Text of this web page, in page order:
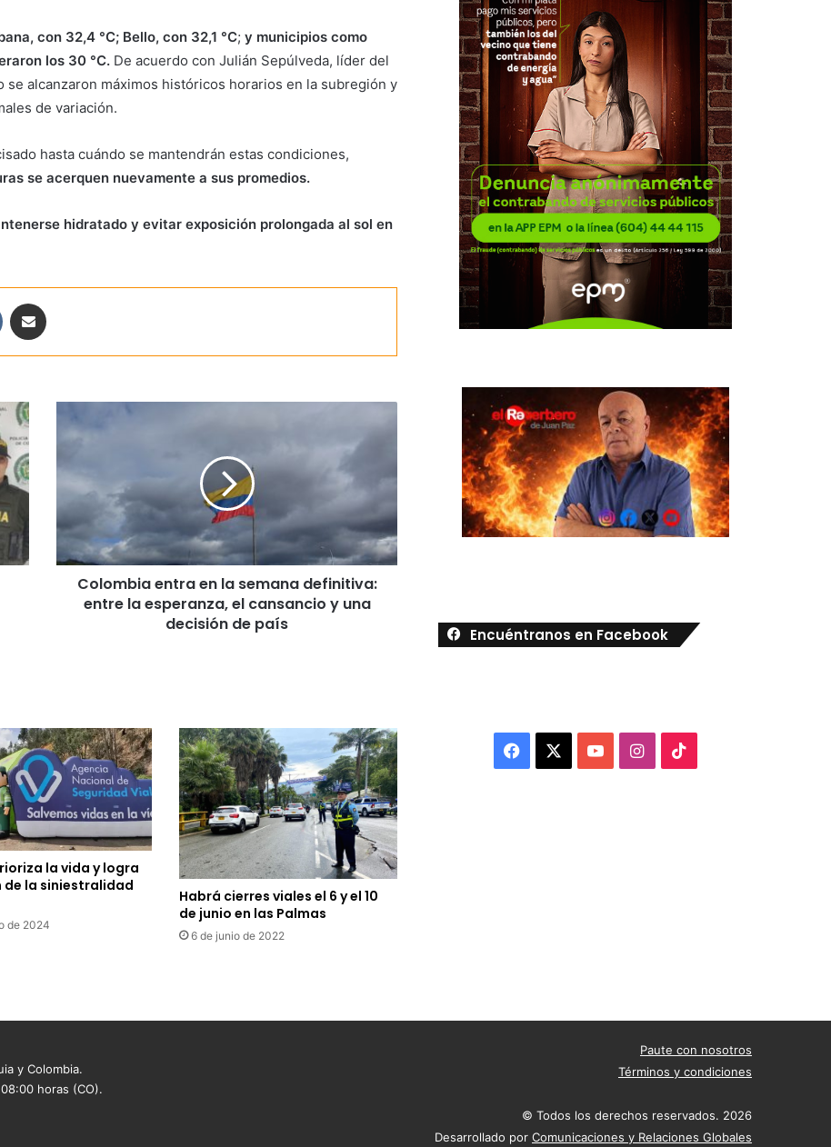
con 32,4 °C; Bello, con 32,1 °C; y municipios como
los 30 °C. De acuerdo con Julián Sepúlveda, líder del
se alcanzaron máximos históricos horarios en la subregión y
de variación.
hasta cuándo se mantendrán estas condiciones,
se acerquen nuevamente a sus promedios.
hidratado y evitar exposición prolongada al sol en
VKontakte
Colombia entra en la semana definitiva:
entre la esperanza, el cansancio y una
decisión de país
la vida y logra
de la siniestralidad
de 2024
Habrá cierres viales el 6 y el 10
de junio en las Palmas
6 de junio de 2022
Encuéntranos en Facebook
Facebook YouTubeInstagram
TikTok
y Colombia.
horas (CO).
Paute con nosotros
Términos y condiciones
© Todos los derechos reservados. 2026
Desarrollado por Comunicaciones y Relaciones Globales